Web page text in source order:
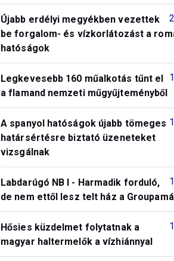
Újabb erdélyi megyékben vezettek
be forgalom- és vízkorlátozást a
hatóságok
Legkevesebb 160 műalkotás tűnt el
a flamand nemzeti műgyűjteményből
A spanyol hatóságok újabb tömeges
határsértésre biztató üzeneteket
vizsgálnak
Labdarúgó NB I - Harmadik forduló,
de nem ettől lesz telt ház a
Hősies küzdelmet folytatnak a
magyar haltermelők a vízhiánnyal